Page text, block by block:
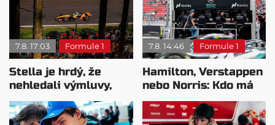
7.8. 17:03 Formule 1
Stella je hrdý, že
nehledali výmluvy,
proč nedokážou
bojovat o titul
7.8. 14:46 Formule 1
Hamilton, Verstappen
nebo Norris: Kdo má
nejvyšší plat?